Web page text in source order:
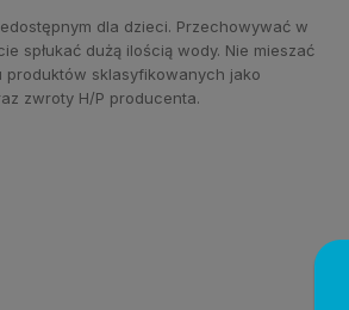
dla dzieci. Przechowywać w
spłukać dużą ilością wody. Nie mieszać
produktów sklasyfikowanych jako
zwroty H/P producenta.